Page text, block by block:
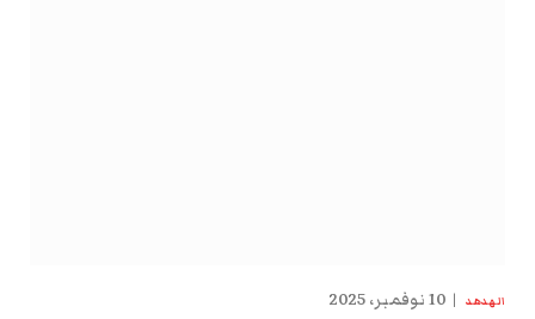
الهدهد 10 نوفمبر، 2025